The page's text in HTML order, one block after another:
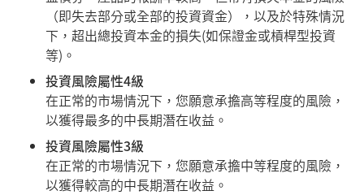
（即失去部分或全部的投資資金），以及於特殊情況
下，超出總投資本金的損失(如保證金或槓桿型投資
等)。
投資風險屬性4級
在正常的市場情況下，您願意承擔高等程度的風險，
以獲得最多的中長期潛在收益。
投資風險屬性3級
在正常的市場情況下，您願意承擔中等程度的風險，
以獲得較高的中長期潛在收益。